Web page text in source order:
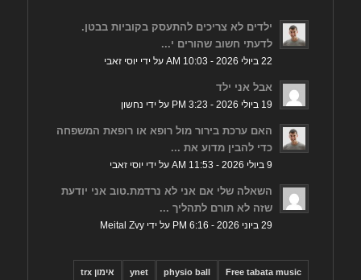
ילדים לא צריכים להתעסק בקוביות בבטן.
לדעתי חשוב שהורים י...
22 ביולי 2026 - 10:03 AM על ידי יוסי זאבי
אבל אני ילד
19 ביולי 2026 - 3:23 PM על ידי נחשון
האם ערכת בירור מול רופא או רופאת המשפחה
כדי להבין מדוע את ...
9 ביולי 2026 - 11:53 AM על ידי יוסי זאבי
השאלה שלי אם אני לא נרדמת.טוב אני יודעת
שזה לא תורם לתהליך ...
29 ביוני 2026 - 6:16 PM על ידי Meital Zvy
Free tabata music
physio ball
ynet אימון trx